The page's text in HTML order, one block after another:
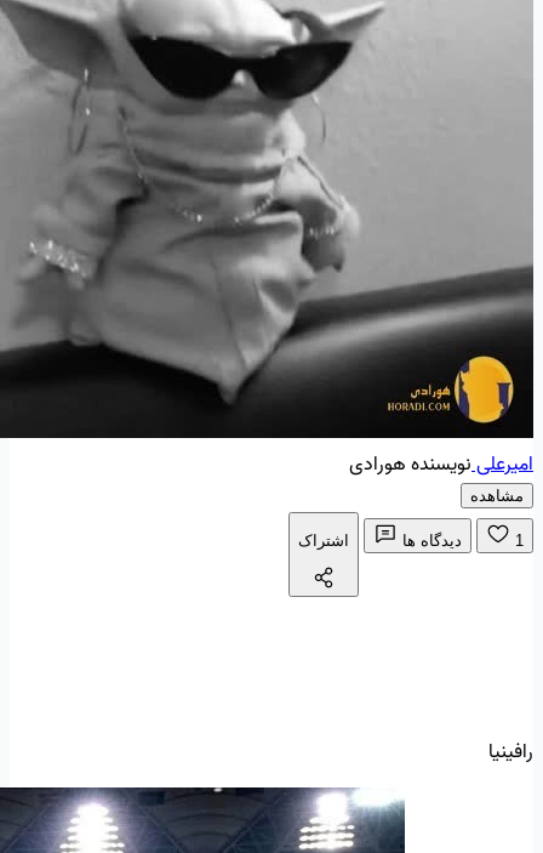
امیرعلینویسنده هورادی
مشاهده
1 دیدگاه ها اشتراک
رافینیا